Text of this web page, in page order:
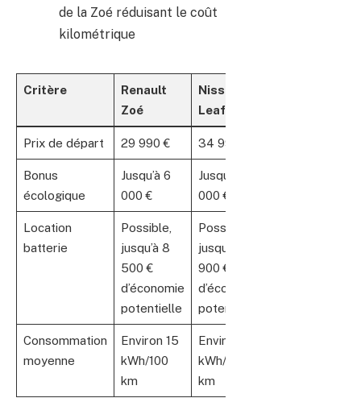
de la Zoé réduisant le coût
kilométrique
Critère
Renault
Zoé
Nissan
Leaf
Prix de départ 29 990 € 34 990 €
Bonus
écologique
Jusqu’à 6
000 €
Jusqu’à 6
000 €
Location
batterie
Possible,
jusqu’à 8
500 €
d’économie
potentielle
Possible,
jusqu’à 5
900 €
d’économie
potentielle
Consommation
moyenne
Environ 15
kWh/100
km
Environ 17
kWh/100
km